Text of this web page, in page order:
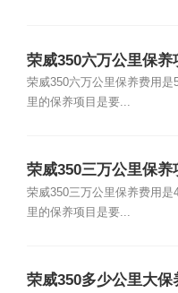
荣威350六万公里保养
六万公里保养费用
荣威350六万公里保养费用是
里的保养项目是要...
荣威350三万公里保养
三万公里保养费用
荣威350三万公里保养费用是
里的保养项目是要...
荣威350多少公里大保